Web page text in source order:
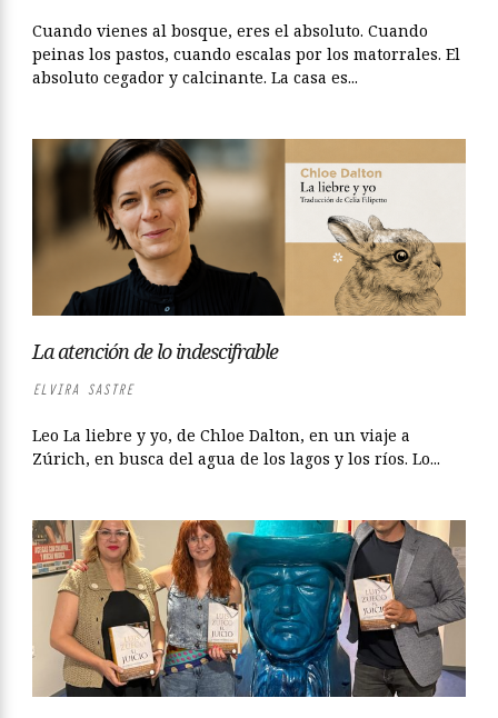
Cuando vienes al bosque, eres el absoluto. Cuando
peinas los pastos, cuando escalas por los matorrales. El
absoluto cegador y calcinante. La casa es...
La atención de lo indescifrable
ELVIRA SASTRE
Leo La liebre y yo, de Chloe Dalton, en un viaje a
Zúrich, en busca del agua de los lagos y los ríos. Lo...